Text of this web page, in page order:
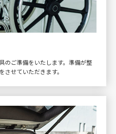
のご準備をいたします。準備が整
させていただきます。